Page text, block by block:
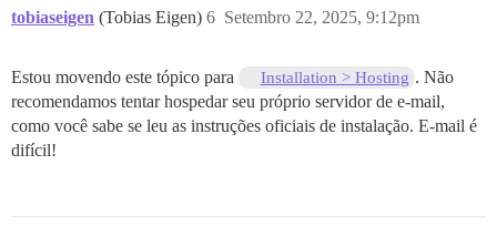
tobiaseigen (Tobias Eigen) Setembro 22, 2025, 9:12pm
6
Estou movendo este tópico para Installation > Hosting . Não
recomendamos tentar hospedar seu próprio servidor de e-mail,
como você sabe se leu as instruções oficiais de instalação. E-mail é
difícil!